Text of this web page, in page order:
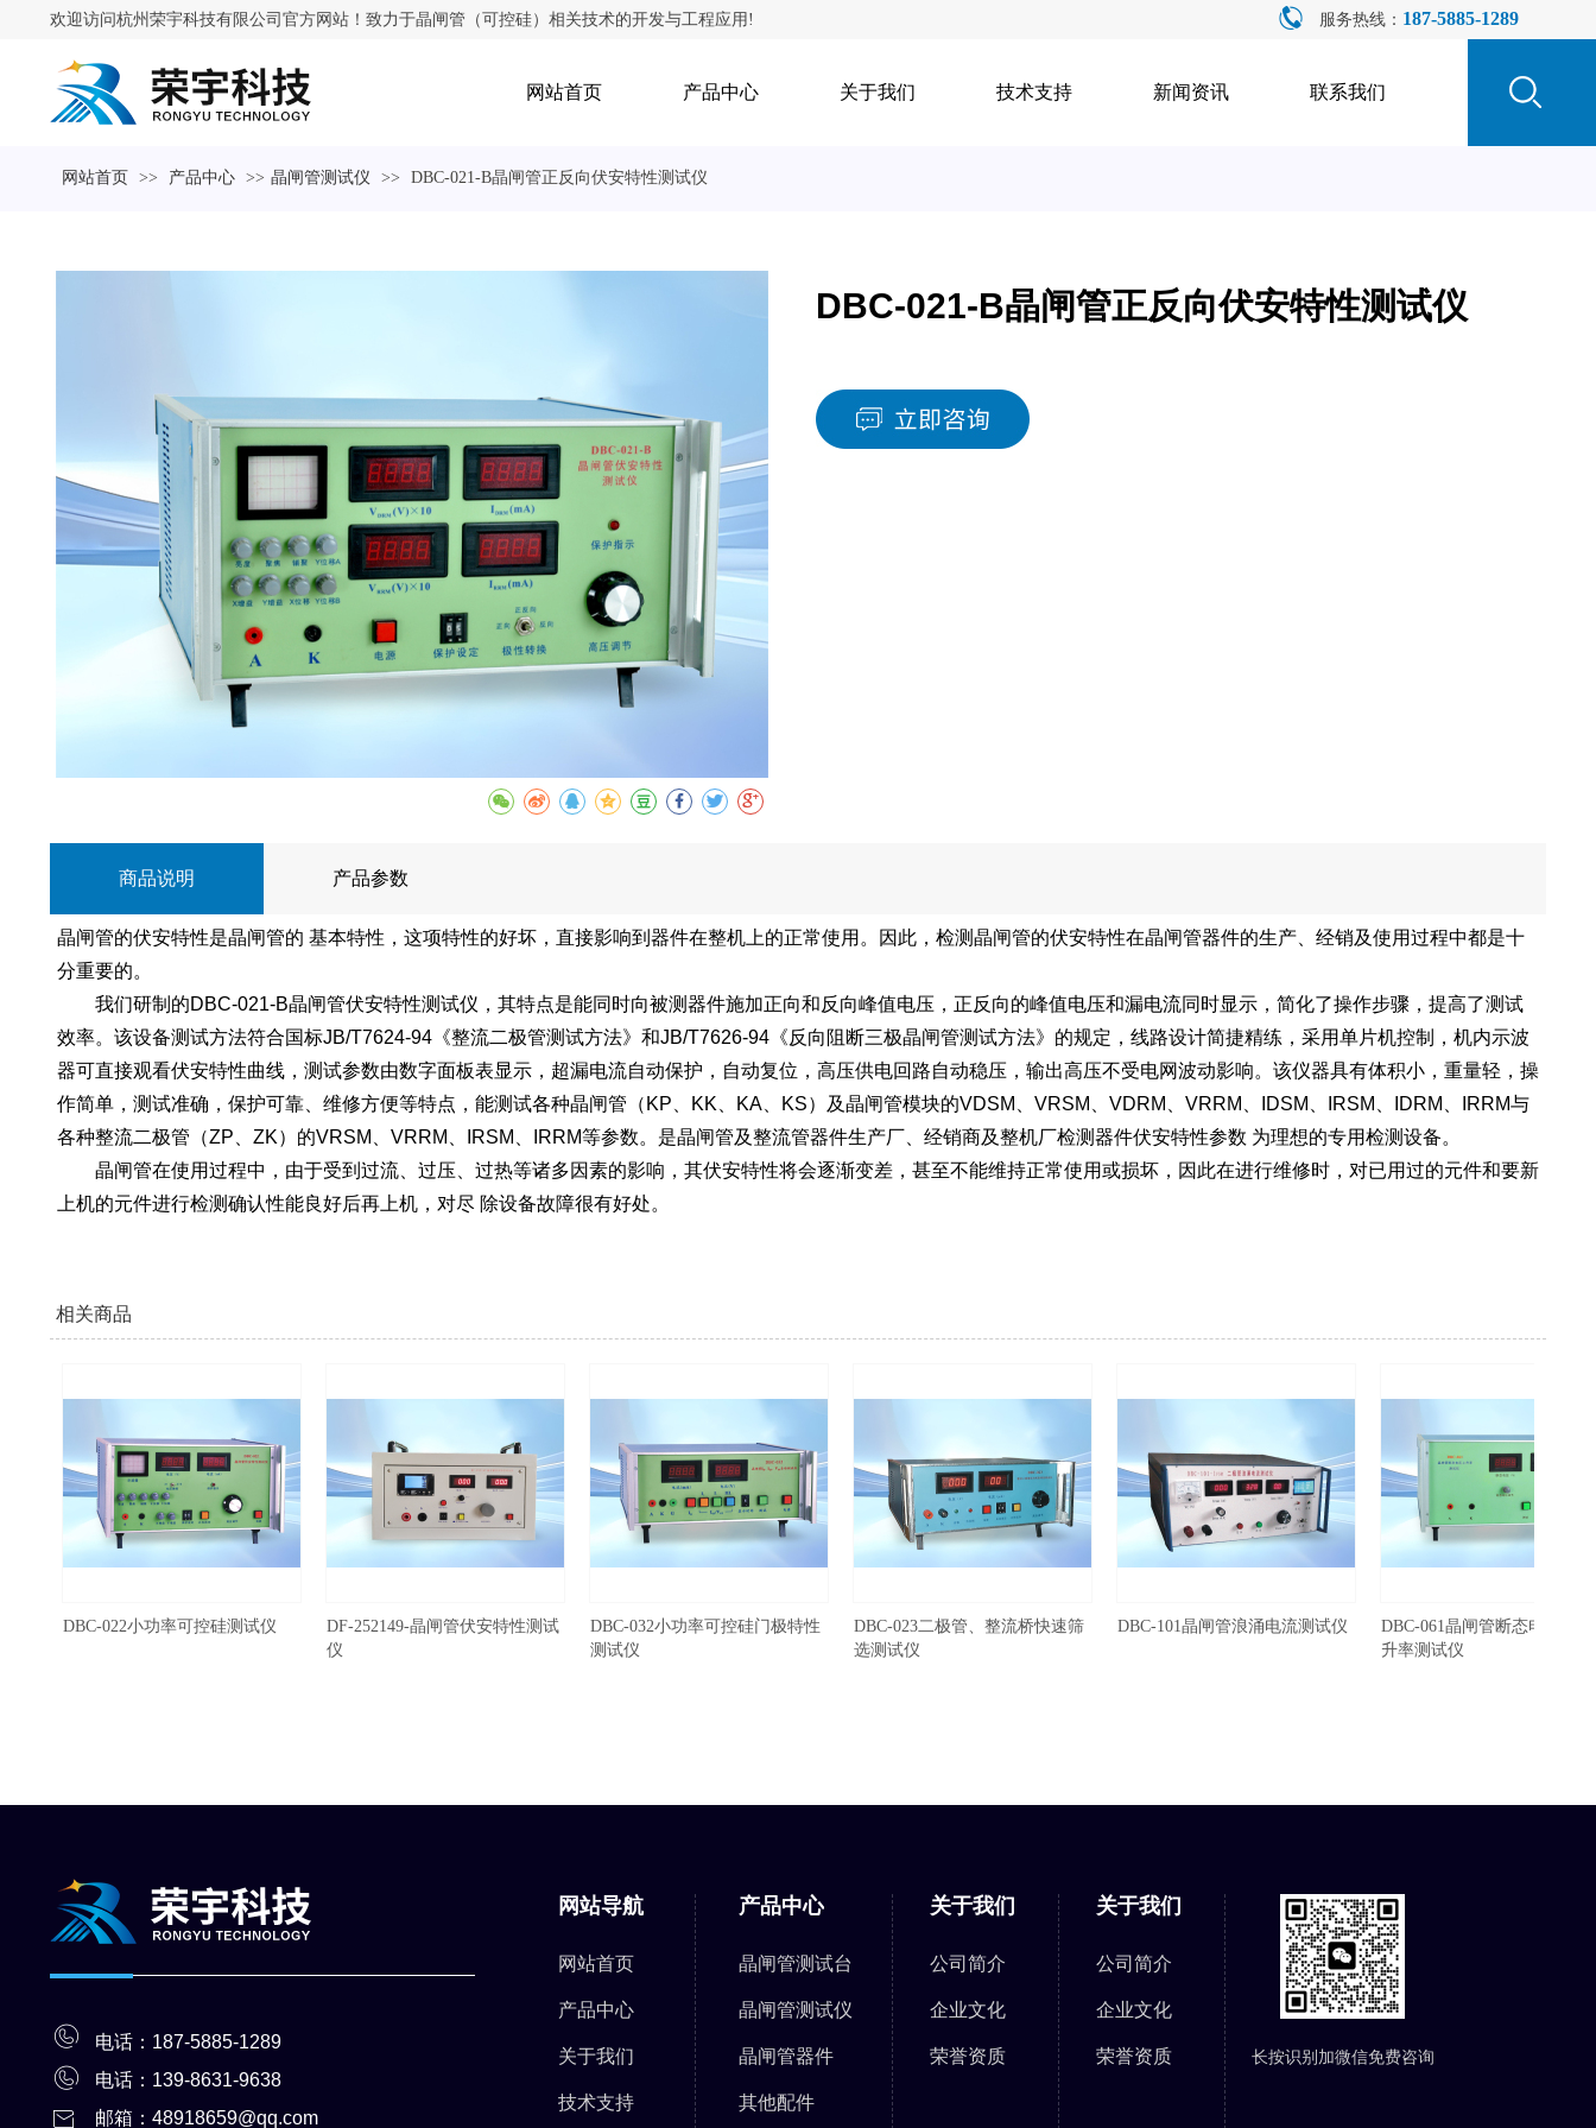
欢迎访问杭州荣宇科技有限公司官方网站！致力于晶闸管（可控硅）相关技术的开发与工程应用! 服务热线： 187-5885-1289
网站首页 产品中心 关于我们 技术支持 新闻资讯 联系我们
网站首页 >> 产品中心 >> 晶闸管测试仪 >> DBC-021-B晶闸管正反向伏安特性测试仪
DBC-021-B晶闸管正反向伏安特性测试仪
商品说明 产品参数
晶闸管的伏安特性是晶闸管的 基本特性，这项特性的好坏，直接影响到器件在整机上的正常使用。因此，检测晶闸管的伏安特性在晶闸管器件的生产、经销及使用过程中都是十
分重要的。
我们研制的DBC-021-B晶闸管伏安特性测试仪，其特点是能同时向被测器件施加正向和反向峰值电压，正反向的峰值电压和漏电流同时显示，简化了操作步骤，提高了测试
效率。该设备测试方法符合国标JB/T7624-94《整流二极管测试方法》和JB/T7626-94《反向阻断三极晶闸管测试方法》的规定，线路设计简捷精练，采用单片机控制，机内示波
器可直接观看伏安特性曲线，测试参数由数字面板表显示，超漏电流自动保护，自动复位，高压供电回路自动稳压，输出高压不受电网波动影响。该仪器具有体积小，重量轻，操
作简单，测试准确，保护可靠、维修方便等特点，能测试各种晶闸管（KP、KK、KA、KS）及晶闸管模块的VDSM、VRSM、VDRM、VRRM、IDSM、IRSM、IDRM、IRRM与
各种整流二极管（ZP、ZK）的VRSM、VRRM、IRSM、IRRM等参数。是晶闸管及整流管器件生产厂、经销商及整机厂检测器件伏安特性参数 为理想的专用检测设备。
晶闸管在使用过程中，由于受到过流、过压、过热等诸多因素的影响，其伏安特性将会逐渐变差，甚至不能维持正常使用或损坏，因此在进行维修时，对已用过的元件和要新
上机的元件进行检测确认性能良好后再上机，对尽 除设备故障很有好处。
相关商品
DBC-022小功率可控硅测试仪
DF-252149-晶闸管伏安特性测试
仪
DBC-032小功率可控硅门极特性
测试仪
DBC-023二极管、整流桥快速筛
选测试仪
DBC-101晶闸管浪涌电流测试仪
DBC-061晶闸管断态电压临
升率测试仪
网站导航
网站首页
产品中心
关于我们
技术支持
产品中心
晶闸管测试台
晶闸管测试仪
晶闸管器件
其他配件
关于我们
公司简介
企业文化
荣誉资质
关于我们
公司简介
企业文化
荣誉资质
电话：187-5885-1289
电话：139-8631-9638
邮箱：48918659@qq.com
长按识别加微信免费咨询